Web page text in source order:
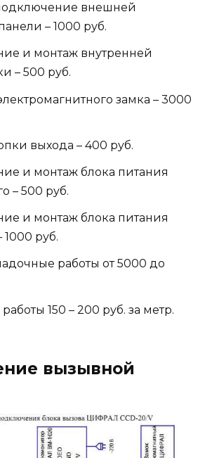
внешней
– 1000 руб.
и монтаж внутренней
– 500 руб.
замка – 3000
выхода – 400 руб.
и монтаж блока питания
– 500 руб.
и монтаж блока питания
руб.
работы от 5000 до
150 – 200 руб. за метр.
вызывной